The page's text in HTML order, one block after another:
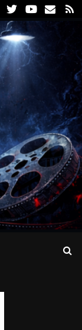
FacebookTwitterYoutube
Email